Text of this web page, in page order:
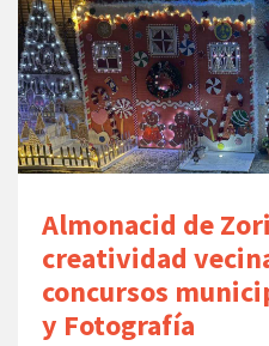
Almonacid de
creatividad
concursos
y Fotografía